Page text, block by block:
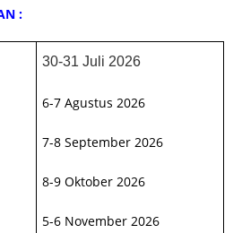
:
30-31 Juli 2026
6-7 Agustus 2026
7-8 September 2026
8-9 Oktober 2026
5-6 November 2026